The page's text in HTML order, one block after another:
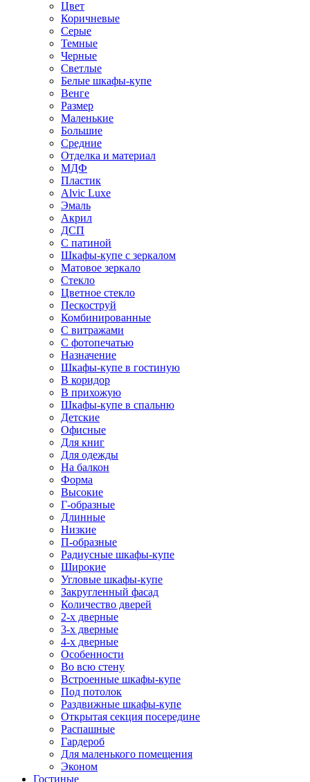
Цвет
Коричневые
Серые
Темные
Черные
Светлые
Белые шкафы-купе
Венге
Размер
Маленькие
Большие
Средние
Отделка и материал
МДФ
Пластик
Alvic Luxe
Эмаль
Акрил
ДСП
С патиной
Шкафы-купе с зеркалом
Матовое зеркало
Стекло
Цветное стекло
Пескоструй
Комбинированные
С витражами
С фотопечатью
Назначение
Шкафы-купе в гостиную
В коридор
В прихожую
Шкафы-купе в спальню
Детские
Офисные
Для книг
Для одежды
На балкон
Форма
Высокие
Г-образные
Длинные
Низкие
П-образные
Радиусные шкафы-купе
Широкие
Угловые шкафы-купе
Закругленный фасад
Количество дверей
2-х дверные
3-х дверные
4-х дверные
Особенности
Во всю стену
Встроенные шкафы-купе
Под потолок
Раздвижные шкафы-купе
Открытая секция посередине
Распашные
Гардероб
Для маленького помещения
Эконом
Гостиные